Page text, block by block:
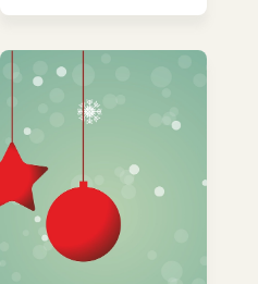
ingaan. Op 1 januari
functiehuis in als
instrument voor
functie-indeling, wat
valt daar -na het 2e
online vragenuur-
over te melden? Hoe
staat het met de cao-
afspraken? Met welke